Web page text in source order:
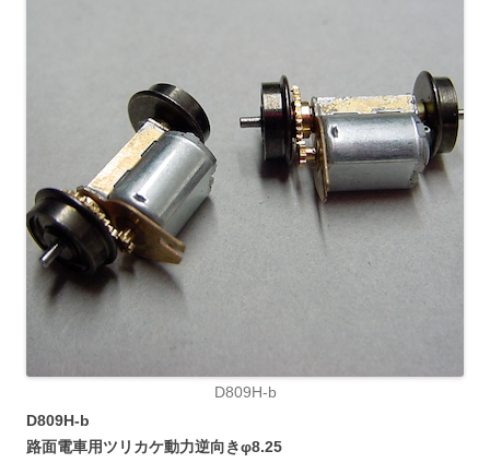
D809H-b
D809H-b
路面電車用ツリカケ動力逆向きφ8.25